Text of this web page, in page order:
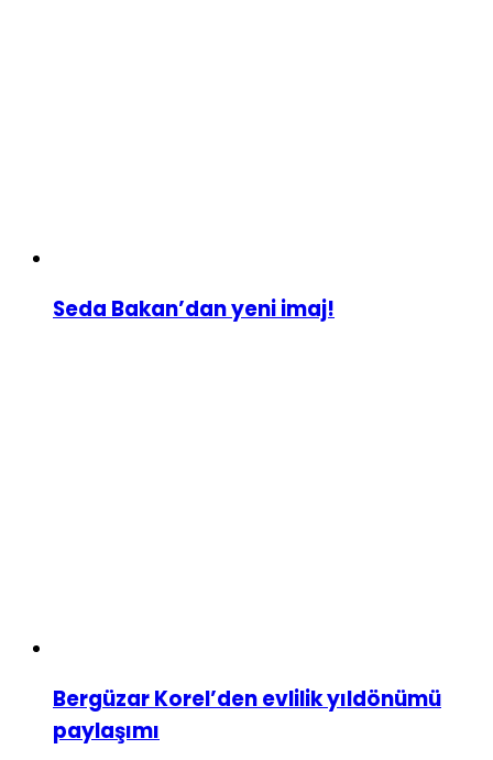
Seda Bakan’dan yeni imaj!
Bergüzar Korel’den evlilik yıldönümü
paylaşımı